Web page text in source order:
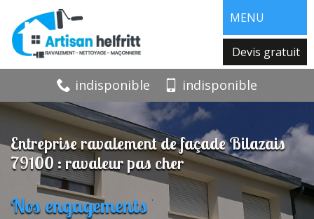
MENU
Devis gratuit
indisponible indisponible
Entreprise ravalement de façade Bilazais
79100 : ravaleur pas cher
Nos engagements